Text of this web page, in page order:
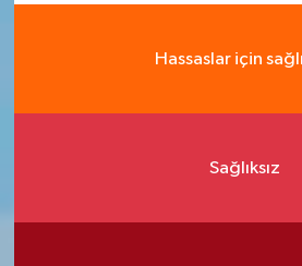
Hassaslar için
Sağlıksız